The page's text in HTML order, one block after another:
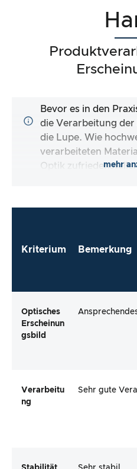
Bevor es in den
die Verarbeitung
die Lupe. Wie
verarbeiteten
Optik
mehr
Kriterium Bemerkung
Optisches
Erscheinun
gsbild
Verarbeitu
ng
Sehr gute